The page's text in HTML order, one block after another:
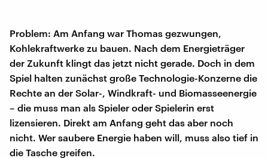
Problem: Am Anfang war Thomas gezwungen,
Kohlekraftwerke zu bauen. Nach dem Energieträger
der Zukunft klingt das jetzt nicht gerade. Doch in dem
Spiel halten zunächst große Technologie-Konzerne die
Rechte an der Solar-, Windkraft- und Biomasseenergie
– die muss man als Spieler oder Spielerin erst
lizensieren. Direkt am Anfang geht das aber noch
nicht. Wer saubere Energie haben will, muss also tief in
die Tasche greifen.